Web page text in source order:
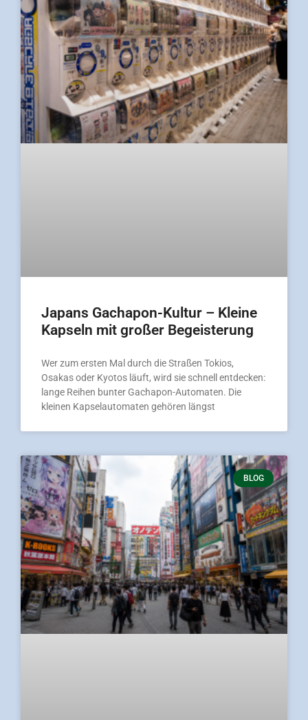
Japans Gachapon-Kultur – Kleine
Kapseln mit großer Begeisterung
Wer zum ersten Mal durch die Straßen Tokios,
Osakas oder Kyotos läuft, wird sie schnell entdecken:
lange Reihen bunter Gachapon-Automaten. Die
kleinen Kapselautomaten gehören längst
BLOG